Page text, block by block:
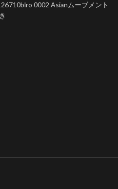
0002 Asianムーブメント